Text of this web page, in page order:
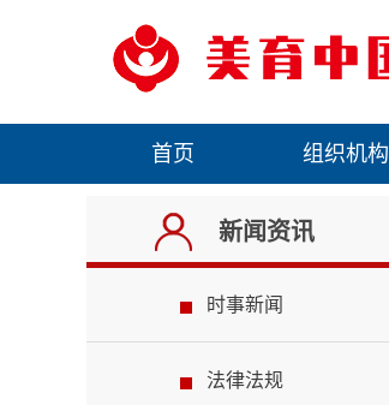
首页 组织机构
新闻资讯
时事新闻
法律法规